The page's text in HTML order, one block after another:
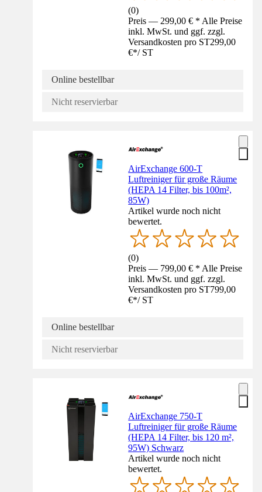
(0)
Preis — 299,00 € * Alle Preise
inkl. MwSt. und ggf. zzgl.
Versandkosten pro ST299,00
€*/ ST
Online bestellbar
Nicht reservierbar
AirExchange 600-T
Luftreiniger für große Räume
(HEPA 14 Filter, bis 100m²,
85W)
Artikel wurde noch nicht
bewertet.
(0)
Preis — 799,00 € * Alle Preise
inkl. MwSt. und ggf. zzgl.
Versandkosten pro ST799,00
€*/ ST
Online bestellbar
Nicht reservierbar
AirExchange 750-T
Luftreiniger für große Räume
(HEPA 14 Filter, bis 120 m²,
95W) Schwarz
Artikel wurde noch nicht
bewertet.